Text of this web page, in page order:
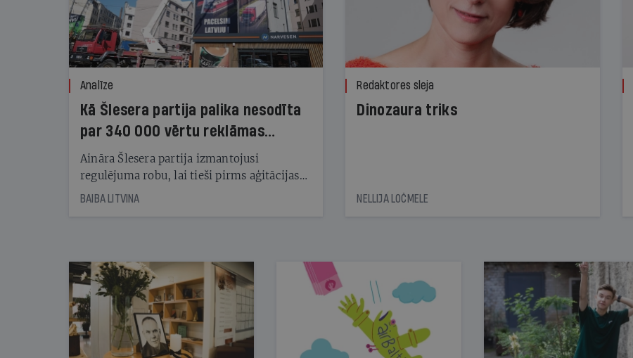
Analīze
Kā Šlesera partija palika nesodīta
par 340 000 vērtu reklāmas
kampaņu
Aināra Šlesera partija izmantojusi
regulējuma robu, lai tieši pirms aģitācijas
starta izreklamētos par summu, kas
BAIBA LITVINA
Redaktores sleja
Dinozaura triks
NELLIJA LOČMELE